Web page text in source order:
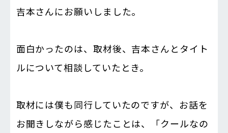
吉本さんにお願いしました。
面白かったのは、取材後、吉本さんとタイト
ルについて相談していたとき。
取材には僕も同行していたのですが、お話を
お聞きしながら感じたことは、「クールなの